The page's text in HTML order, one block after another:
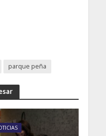
parque peña